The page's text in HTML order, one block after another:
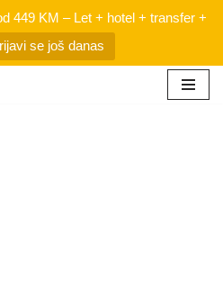
449 KM – Let + hotel + transfer +
se još danas